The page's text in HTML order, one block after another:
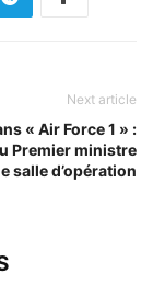
Next article
« Air Force 1 » :
Premier ministre
salle d’opération